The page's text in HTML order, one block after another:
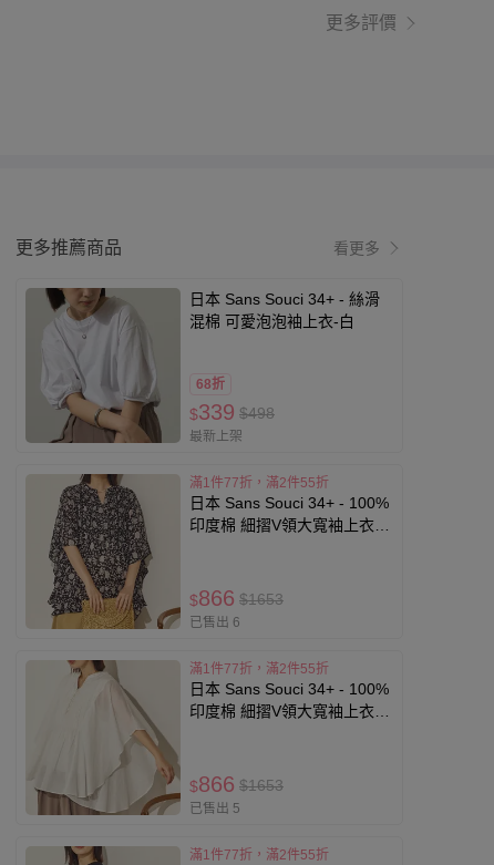
更多評價
更多推薦商品 看更多
日本 Sans Souci 34+ - 絲滑
混棉 可愛泡泡袖上衣-白
68折
$339 $498
最新上架
滿1件77折，滿2件55折
日本 Sans Souci 34+ - 100%
印度棉 細摺V領大寬袖上衣-
$866 $1653
已售出 6
滿1件77折，滿2件55折
日本 Sans Souci 34+ - 100%
印度棉 細摺V領大寬袖上衣-
$866 $1653
已售出 5
滿1件77折，滿2件55折